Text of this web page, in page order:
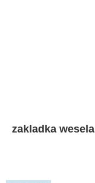
zakladka wesela